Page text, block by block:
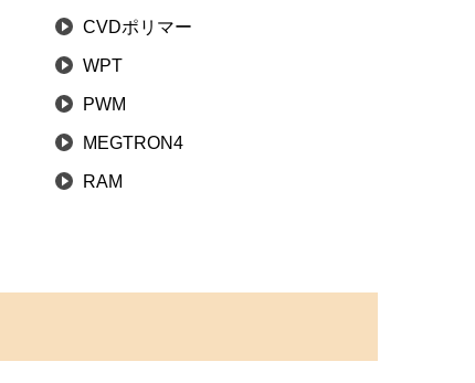
CVDポリマー
WPT
PWM
MEGTRON4
RAM